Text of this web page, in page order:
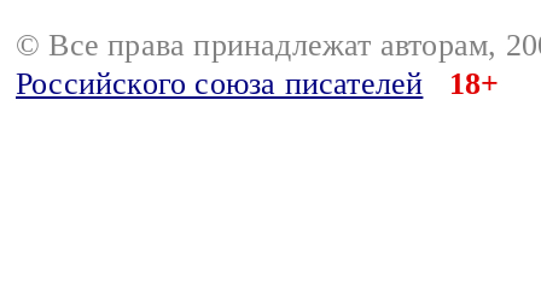
© Все права принадлежат авторам,
Российского союза писателей
18+